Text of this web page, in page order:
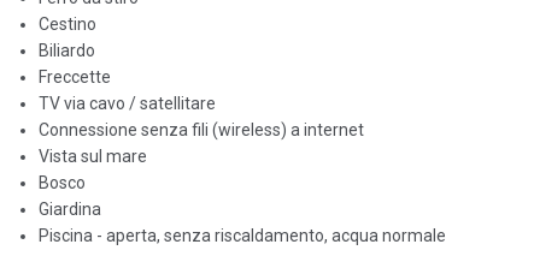
Cestino
Biliardo
Freccette
TV via cavo / satellitare
Connessione senza fili (wireless) a internet
Vista sul mare
Bosco
Giardina
Piscina - aperta, senza riscaldamento, acqua normale